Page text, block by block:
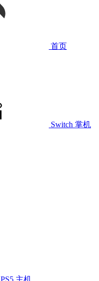
首页
Switch 掌机